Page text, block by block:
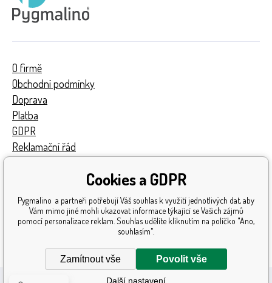
O firmě
Obchodní podmínky
Doprava
Platba
GDPR
Reklamační řád
Získaná ocenění
Katalog hraček
Mapa stránek
Cookies a GDPR
Pygmalino a partneři potřebují Váš souhlas k využití jednotlivých dat, aby
Vám mimo jiné mohli ukazovat informace týkající se Vašich zájmů
pomocí personalizace reklam. Souhlas udělíte kliknutím na políčko "Ano,
souhlasím".
Zamítnout vše Povolit vše
Další nastavení